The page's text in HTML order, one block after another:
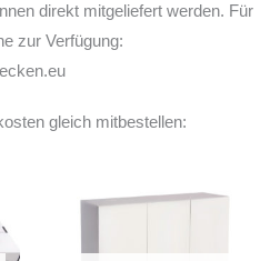
direkt mitgeliefert werden. Für
zur Verfügung:
gleich mitbestellen: